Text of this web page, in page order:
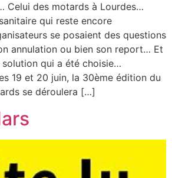
Celui des motards à Lourdes…
qui reste encore
se posaient des questions
annulation ou bien son report… Et
solution qui a été choisie…
19 et 20 juin, la 30ème édition du
se déroulera […]